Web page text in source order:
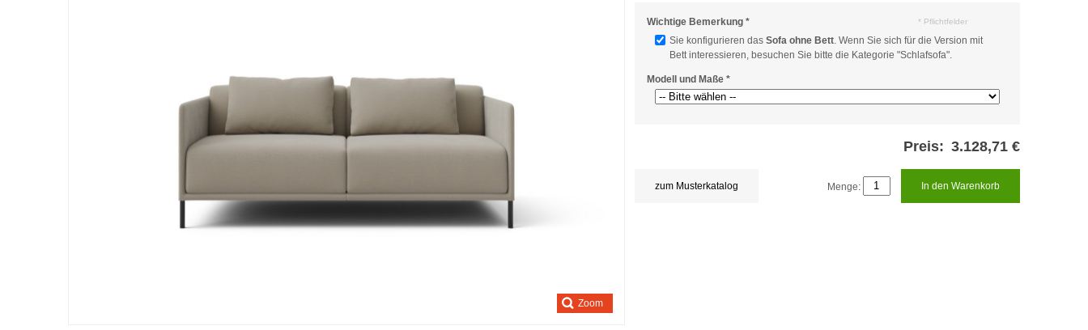
Zoom
Wichtige Bemerkung*
Sie konfigurieren das Sofa ohne Bett. Wenn Sie sich für die Version mit
Bett interessieren, besuchen Sie bitte die Kategorie "Schlafsofa".
Modell und Maße*
* Pflichtfelder
Preis: 3.128,71 €
zum Musterkatalog Menge: In den Warenkorb